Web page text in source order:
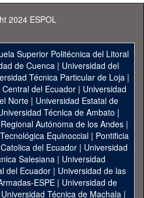
2024 ESPOL
Superior Politécnica del Litoral
de Cuenca| Universidad del
Técnica Particular de Loja|
del Ecuador| Universidad
Norte | Universidad Estatal de
Técnica de Ambato |
Autónoma de los Andes|
Equinoccial| Pontificia
del Ecuador | Universidad
Salesiana | Universidad
del Ecuador | Universidad de las
ESPE | Universidad de
Universidad Técnica de Machala|